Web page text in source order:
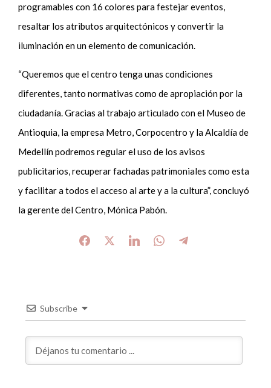
programables con 16 colores para festejar eventos,
resaltar los atributos arquitectónicos y convertir la
iluminación en un elemento de comunicación.
“Queremos que el centro tenga unas condiciones
diferentes, tanto normativas como de apropiación por la
ciudadanía. Gracias al trabajo articulado con el Museo de
Antioquia, la empresa Metro, Corpocentro y la Alcaldía de
Medellín podremos regular el uso de los avisos
publicitarios, recuperar fachadas patrimoniales como esta
y facilitar a todos el acceso al arte y a la cultura”, concluyó
la gerente del Centro, Mónica Pabón.
Subscribe